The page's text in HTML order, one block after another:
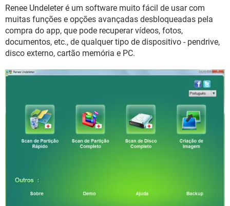
Renee Undeleter é um software muito fácil de usar com
muitas funções e opções avançadas desbloqueadas pela
compra do app, que pode recuperar vídeos, fotos,
documentos, etc., de qualquer tipo de dispositivo - pendrive,
disco externo, cartão memória e PC.